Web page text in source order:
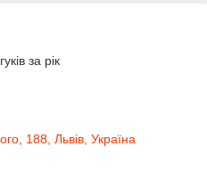
за рік
188, Львів, Україна